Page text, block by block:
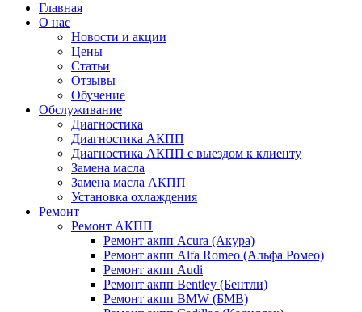
Главная
О нас
Новости и акции
Цены
Статьи
Отзывы
Обучение
Обслуживание
Диагностика
Диагностика АКПП
Диагностика АКПП с выездом к клиенту
Замена масла
Замена масла АКПП
Установка охлаждения
Ремонт
Ремонт АКПП
Ремонт акпп Acura (Акура)
Ремонт акпп Alfa Romeo (Альфа Ромео)
Ремонт акпп Audi
Ремонт акпп Bentley (Бентли)
Ремонт акпп BMW (БМВ)